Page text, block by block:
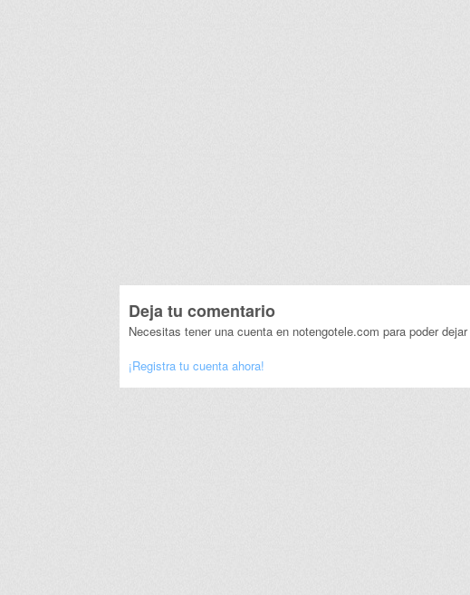
Deja tu comentario
Necesitas tener una cuenta en notengotele.com para poder
¡Registra tu cuenta ahora!